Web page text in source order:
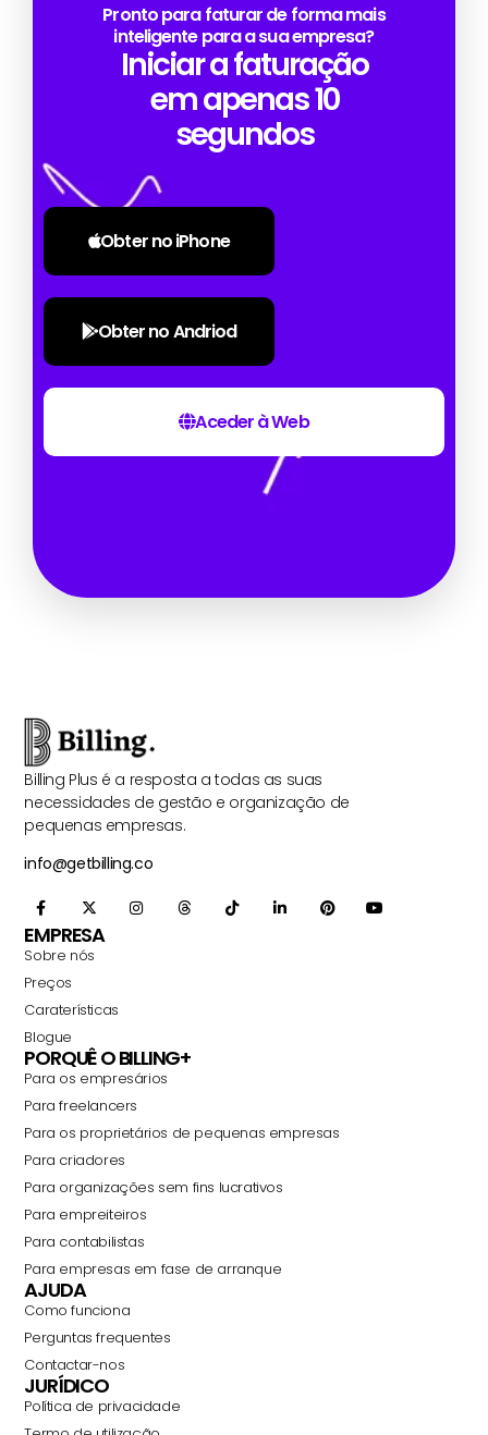
Pronto para faturar de forma mais
inteligente para a sua empresa?
Iniciar a faturação
em apenas 10
segundos
Obter no iPhone
Obter no Andriod
Aceder à Web
Billing Plus é a resposta a todas as suas
necessidades de gestão e organização de
pequenas empresas.
info@getbilling.co
EMPRESA
Sobre nós
Preços
Caraterísticas
Blogue
PORQUÊ O BILLING+
Para os empresários
Para freelancers
Para os proprietários de pequenas empresas
Para criadores
Para organizações sem fins lucrativos
Para empreiteiros
Para contabilistas
Para empresas em fase de arranque
AJUDA
Como funciona
Perguntas frequentes
Contactar-nos
JURÍDICO
Política de privacidade